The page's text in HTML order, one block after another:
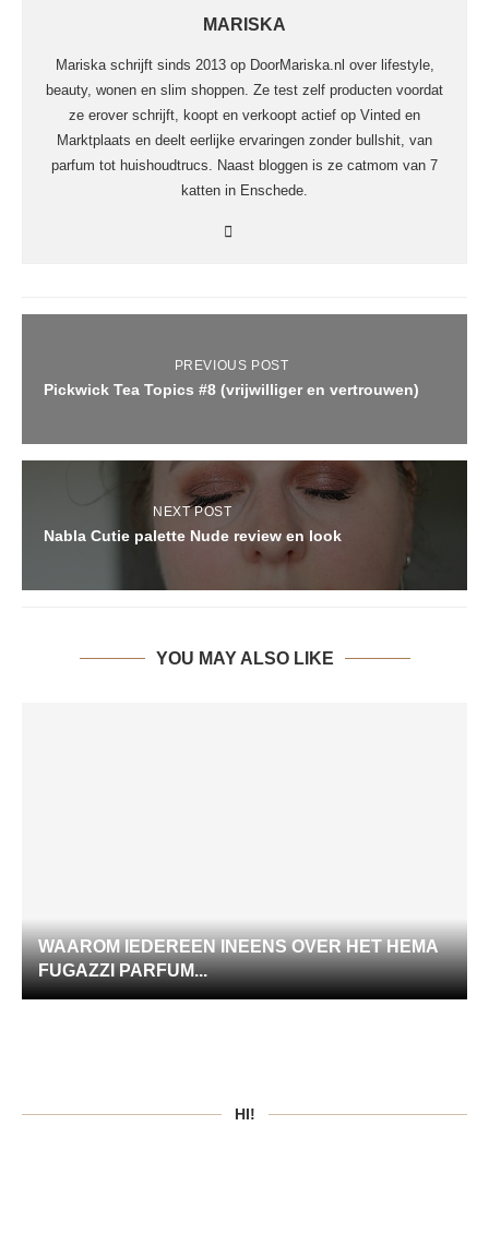
MARISKA
Mariska schrijft sinds 2013 op DoorMariska.nl over lifestyle,
beauty, wonen en slim shoppen. Ze test zelf producten voordat
ze erover schrijft, koopt en verkoopt actief op Vinted en
Marktplaats en deelt eerlijke ervaringen zonder bullshit, van
parfum tot huishoudtrucs. Naast bloggen is ze catmom van 7
katten in Enschede.
PREVIOUS POST
Pickwick Tea Topics #8 (vrijwilliger en vertrouwen)
NEXT POST
Nabla Cutie palette Nude review en look
YOU MAY ALSO LIKE
WAAROM IEDEREEN INEENS OVER HET HEMA
FUGAZZI PARFUM...
HI!